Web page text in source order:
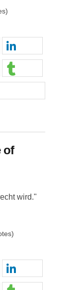
of
wird."